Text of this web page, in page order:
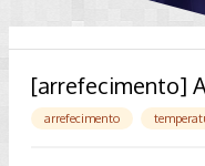
[arrefecimento]
arrefecimento